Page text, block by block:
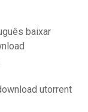
baixar
utorrent